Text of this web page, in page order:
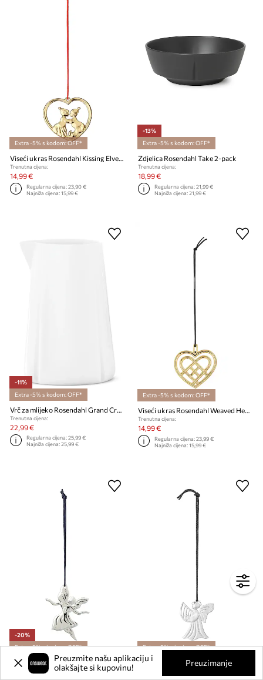
Extra -5% s kodom: OFF*
Viseći ukras Rosendahl Kissing Elves 6,5 cm
Trenutna cijena:
14,99 €
Regularna cijena:23,90 €
Najniža cijena:15,99 €
-13%
Extra -5% s kodom: OFF*
Zdjelica Rosendahl Take 2-pack
Trenutna cijena:
18,99 €
Regularna cijena:21,99 €
Najniža cijena:21,99 €
-11%
Extra -5% s kodom: OFF*
Trenutna cijena:
22,99 €
Regularna cijena:25,99 €
Najniža cijena:25,99 €
Extra -5% s kodom: OFF*
Viseći ukras Rosendahl Weaved Heart
Trenutna cijena:
14,99 €
Regularna cijena:23,99 €
Najniža cijena:15,99 €
-20%
Extra -5% s kodom: OFF*
Viseći ukras Rosendahl .Dancing Angel
Trenutna cijena:
Extra -5% s kodom: OFF*
Ukras za bor Rosendahl Harp Angel
Preuzmite našu aplikaciju i
olakšajte si kupovinu!
Preuzimanje